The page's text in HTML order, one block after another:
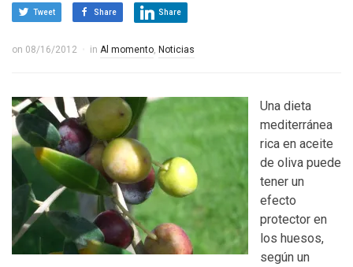
Tweet Share Share
on 08/16/2012 in Al momento, Noticias
Una dieta
mediterránea
rica en aceite
de oliva puede
tener un
efecto
protector en
los huesos,
según un